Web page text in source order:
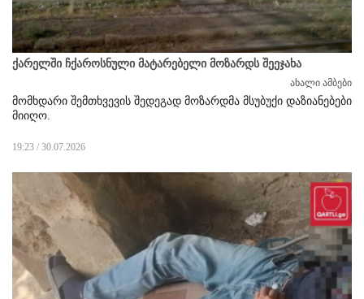
ქარელში ჩქაროსნული მატარებელი მოზარდს შეეჯახა
ახალი ამბები
მომხდარი შემთხვევის შედეგად მოზარდმა მსუბუქი დაზიანებები
მიიღო.
19:23 / 30.07.2026